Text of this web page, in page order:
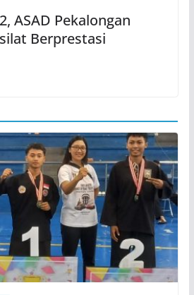
ASAD Pekalongan
Berprestasi